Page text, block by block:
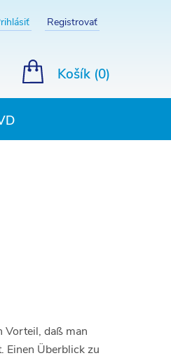
Registrovať
Košík (0)
Vorteil, daß man
Einen Überblick zu